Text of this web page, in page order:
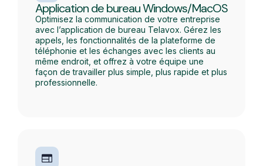
Application de bureau Windows/MacOS
Optimisez la communication de votre entreprise
avec l’application de bureau Telavox. Gérez les
appels, les fonctionnalités de la plateforme de
téléphonie et les échanges avec les clients au
même endroit, et offrez à votre équipe une
façon de travailler plus simple, plus rapide et plus
professionnelle.